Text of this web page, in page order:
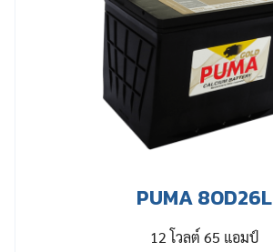
PUMA 80D26L
12 โวลต์ 65 แอมป์